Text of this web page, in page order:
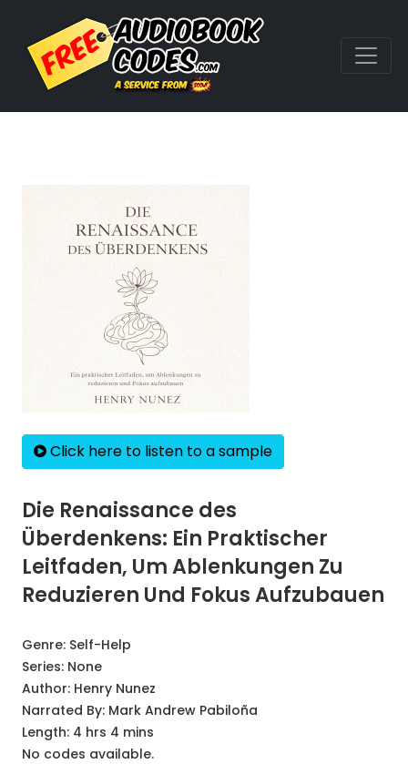
Click here to listen to a sample
Die Renaissance des
Überdenkens: Ein Praktischer
Leitfaden, Um Ablenkungen Zu
Reduzieren Und Fokus Aufzubauen
Genre: Self-Help
Series: None
Author: Henry Nunez
Narrated By: Mark Andrew Pabiloña
Length: 4 hrs 4 mins
No codes available.